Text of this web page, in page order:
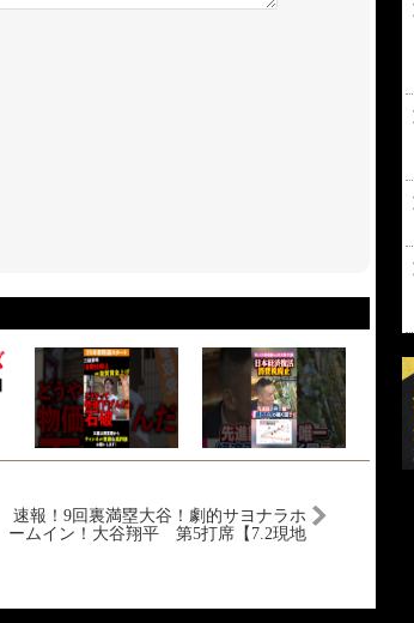
速報！9回裏満塁大谷！劇的サヨナラホ
ームイン！大谷翔平 第5打席【7.2現地